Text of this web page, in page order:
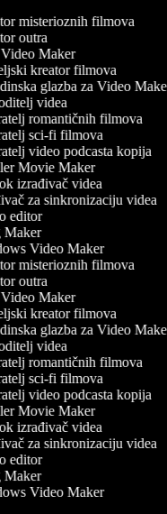
misterioznih filmova
outra
Maker
kreator filmova
glazba za Video Maker
videa
romantičnih filmova
sci-fi filmova
video podcasta kopija
Movie Maker
izrađivač videa
za sinkronizaciju videa
editor
Video Maker
misterioznih filmova
outra
Maker
kreator filmova
glazba za Video Maker
videa
romantičnih filmova
sci-fi filmova
video podcasta kopija
Movie Maker
izrađivač videa
za sinkronizaciju videa
editor
Video Maker